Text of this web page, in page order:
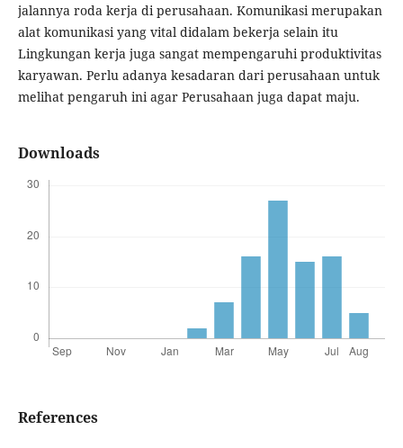
jalannya roda kerja di perusahaan. Komunikasi merupakan
alat komunikasi yang vital didalam bekerja selain itu
Lingkungan kerja juga sangat mempengaruhi produktivitas
karyawan. Perlu adanya kesadaran dari perusahaan untuk
melihat pengaruh ini agar Perusahaan juga dapat maju.
Downloads
References